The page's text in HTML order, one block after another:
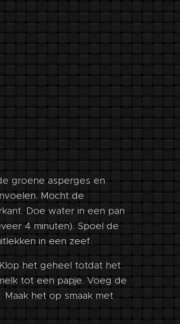
groene asperges en
Mocht de
Doe water in een pan
4 minuten). Spoel de
in een zeef.
het geheel totdat het
tot een papje. Voeg de
het op smaak met